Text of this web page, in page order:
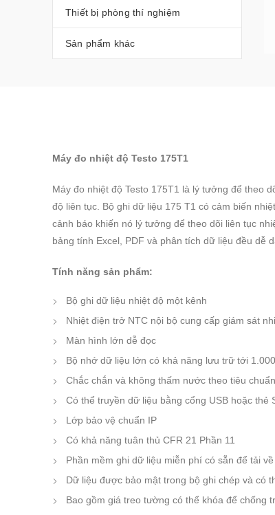
Thiết bị phòng thí nghiệm
Sản phẩm khác
Máy đo nhiệt độ Testo 175T1
Máy đo nhiệt độ Testo 175T1 là lý tưởng để theo
độ liên tục. Bộ ghi dữ liệu 175 T1 có cảm biến
cảnh báo khiến nó lý tưởng để theo dõi liên tục
bảng tính Excel, PDF và phân tích dữ liệu đều dễ
Tính năng sản phẩm:
Bộ ghi dữ liệu nhiệt độ một kênh
Nhiệt điện trở NTC nội bộ cung cấp giám sát
Màn hình lớn dễ đọc
Bộ nhớ dữ liệu lớn có khả năng lưu trữ tới
Chắc chắn và không thấm nước theo tiêu
Có thể truyền dữ liệu bằng cổng USB hoặc thẻ
Lớp bảo vệ chuẩn IP
Có khả năng tuân thủ CFR 21 Phần 11
Phần mềm ghi dữ liệu miễn phí có sẵn để tải về
Dữ liệu được bảo mật trong bộ ghi chép và có
Bao gồm giá treo tường có thể khóa để chống